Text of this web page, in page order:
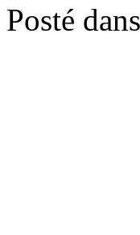
Posté dans